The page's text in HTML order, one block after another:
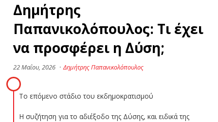
Δημήτρης
Παπανικολόπουλος: Τι έχει
να προσφέρει η Δύση;
22 Μαΐου, 2026 · Δημήτρης Παπανικολόπουλος
Το επόμενο στάδιο του εκδημοκρατισμού
Η συζήτηση για το αδιέξοδο της Δύσης, και ειδικά της